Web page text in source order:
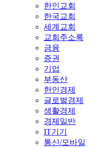
한인교회
한국교회
세계교회
교회주소록
금융
증권
기업
부동산
한인경제
글로벌경제
생활경제
경제일반
IT기기
통신/모바일